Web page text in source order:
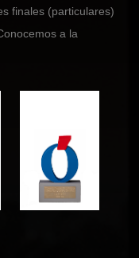
finales (particulares)
a la